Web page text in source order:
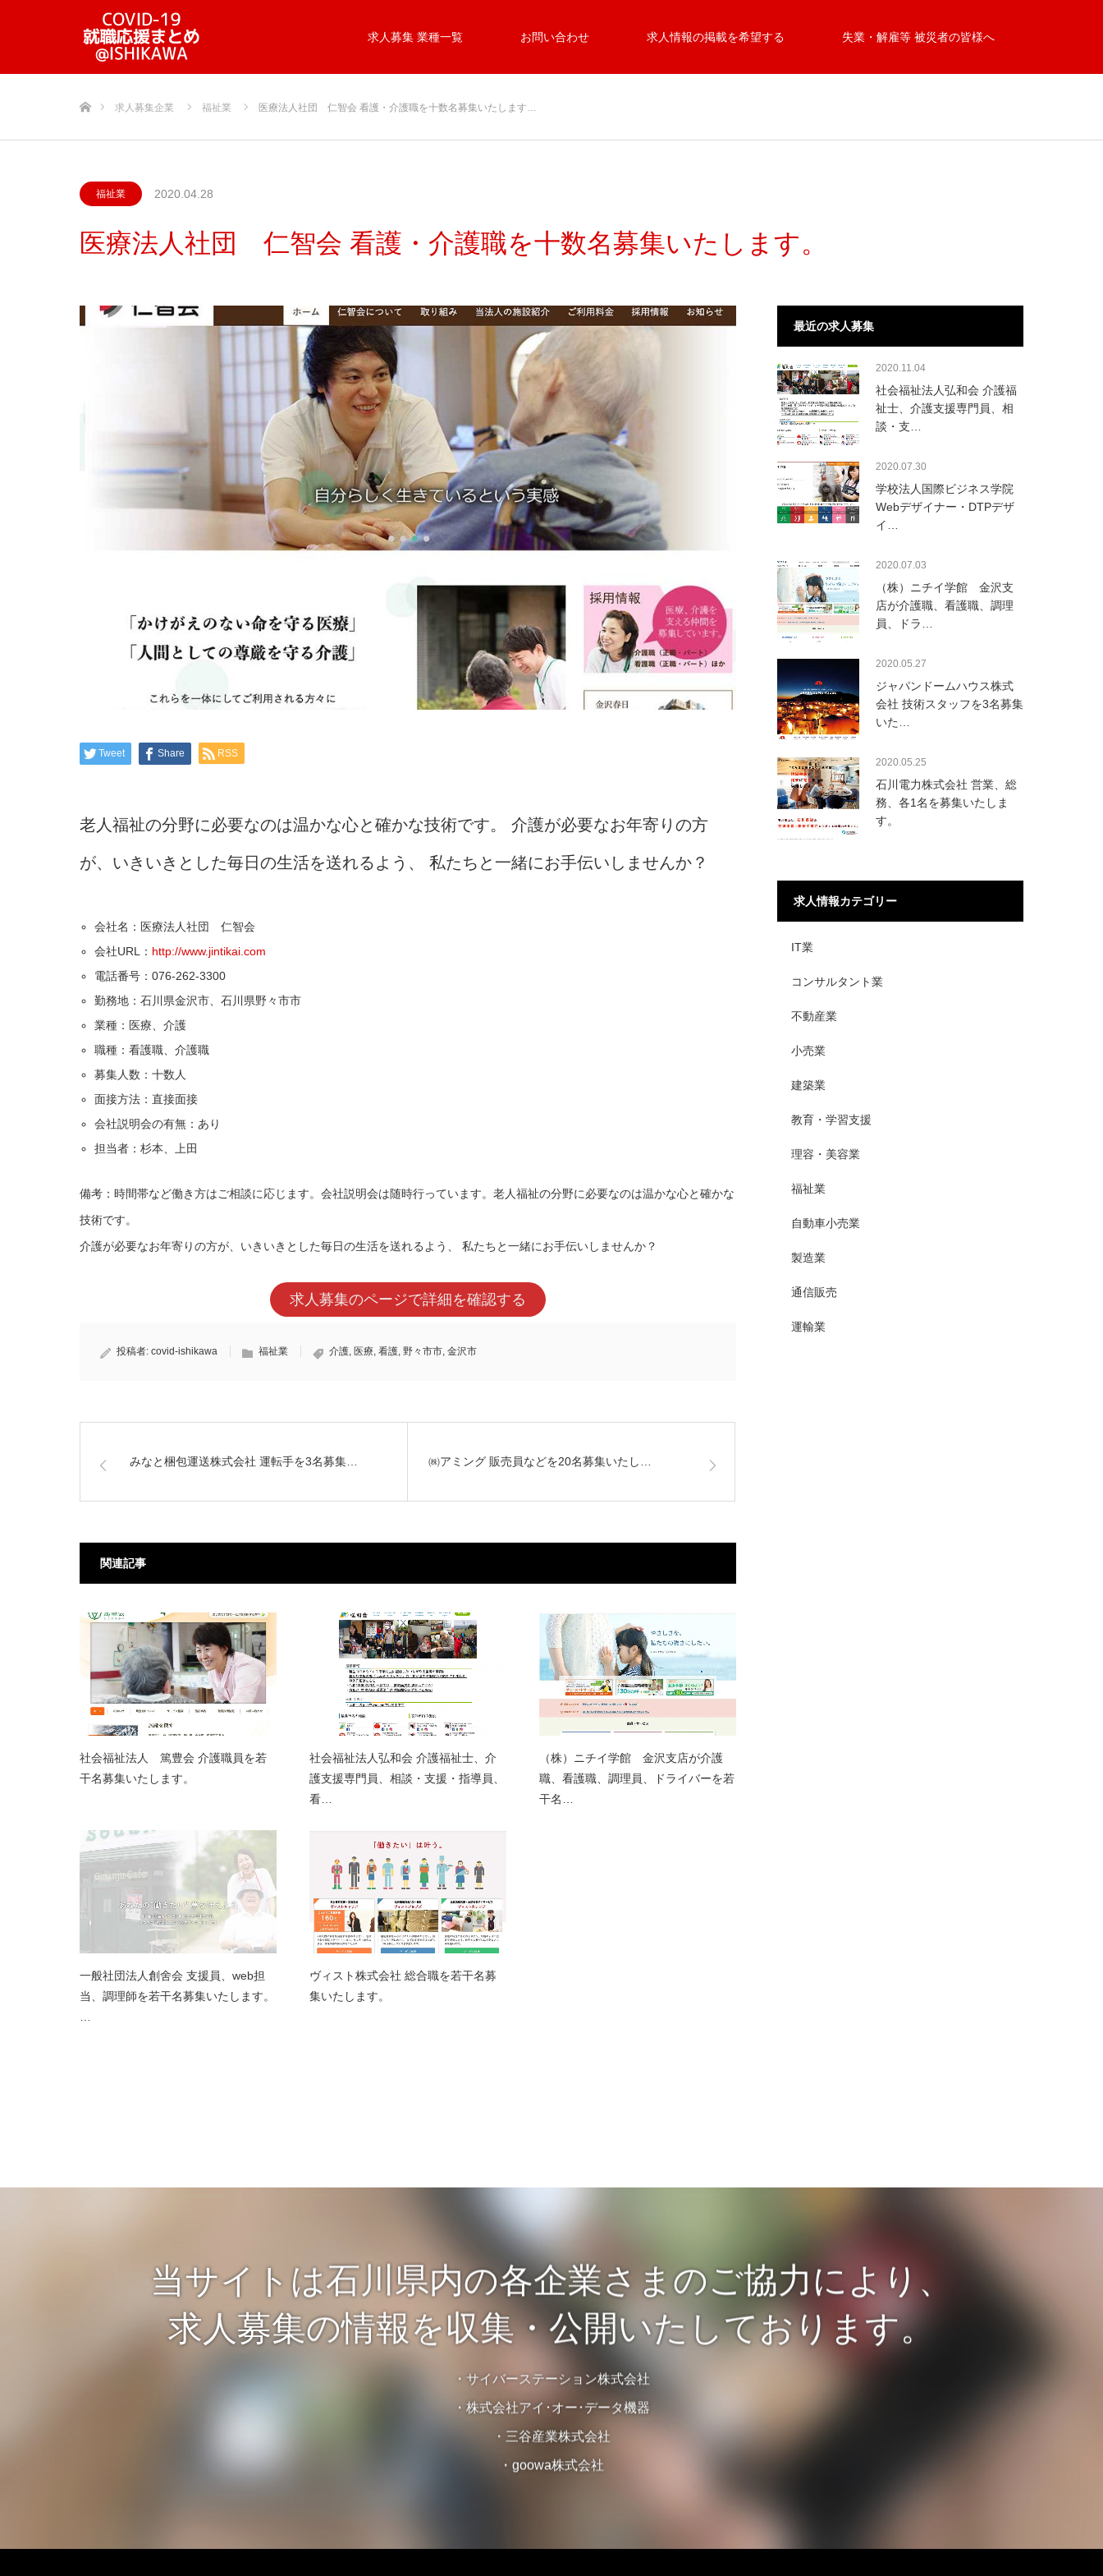
求人募集 業種一覧 お問い合わせ 求人情報の掲載を希望する 失業・解雇等 被災者の皆様へ
求人募集企業 福祉業 医療法人社団 仁智会 看護・介護職を十数名募集いたします…
福祉業 2020.04.28
医療法人社団 仁智会 看護・介護職を十数名募集いたします。
Tweet Share RSS
老人福祉の分野に必要なのは温かな心と確かな技術です。 介護が必要なお年寄りの方
が、いきいきとした毎日の生活を送れるよう、 私たちと一緒にお手伝いしませんか？
会社名：医療法人社団 仁智会
会社URL： http://www.jintikai.com
電話番号：076-262-3300
勤務地：石川県金沢市、石川県野々市市
業種：医療、介護
職種：看護職、介護職
募集人数：十数人
面接方法：直接面接
会社説明会の有無：あり
担当者：杉本、上田
備考：時間帯など働き方はご相談に応じます。会社説明会は随時行っています。老人福祉の分野に必要なのは温かな心と確かな
技術です。
介護が必要なお年寄りの方が、いきいきとした毎日の生活を送れるよう、 私たちと一緒にお手伝いしませんか？
求人募集のページで詳細を確認する
投稿者: covid-ishikawa 福祉業 介護, 医療, 看護, 野々市市, 金沢市
みなと梱包運送株式会社 運転手を3名募集… ㈱アミング 販売員などを20名募集いたし…
関連記事
社会福祉法人 篤豊会 介護職員を若
干名募集いたします。
社会福祉法人弘和会 介護福祉士、介
護支援専門員、相談・支援・指導員、
看…
（株）ニチイ学館 金沢支店が介護
職、看護職、調理員、ドライバーを若
干名…
一般社団法人創舍会 支援員、web担
当、調理師を若干名募集いたします。
ヴィスト株式会社 総合職を若干名募
集いたします。
最近の求人募集
2020.11.04
社会福祉法人弘和会 介護福
祉士、介護支援専門員、相
談・支…
2020.07.30
学校法人国際ビジネス学院
Webデザイナー・DTPデザ
イ…
2020.07.03
（株）ニチイ学館 金沢支
店が介護職、看護職、調理
員、ドラ…
2020.05.27
ジャパンドームハウス株式
会社 技術スタッフを3名募集
いた…
2020.05.25
石川電力株式会社 営業、総
務、各1名を募集いたしま
す。
求人情報カテゴリー
IT業
コンサルタント業
不動産業
小売業
建築業
教育・学習支援
理容・美容業
福祉業
自動車小売業
製造業
通信販売
運輸業
当サイトは石川県内の各企業さまのご協力により、
求人募集の情報を収集・公開いたしております。
・サイバーステーション株式会社
・株式会社アイ･オー･データ機器
・三谷産業株式会社
・goowa株式会社